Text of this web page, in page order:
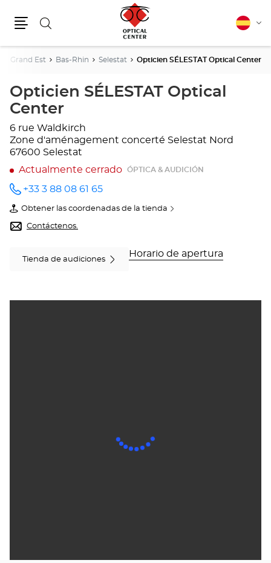
Buscar Español
Grand Est Bas-Rhin Selestat Opticien SÉLESTAT Optical Center
Opticien SÉLESTAT Optical
Center
6 rue Waldkirch
Zone d'aménagement concerté Selestat Nord
67600 Selestat
Actualmente cerrado
ÓPTICA & AUDICIÓN
número
de
teléfono
+33 3 88 08 61 65
Obtener las coordenadas de la tienda
de
Opticien
SÉLESTAT
Contáctenos.
Tienda de audiciones
Horario de apertura